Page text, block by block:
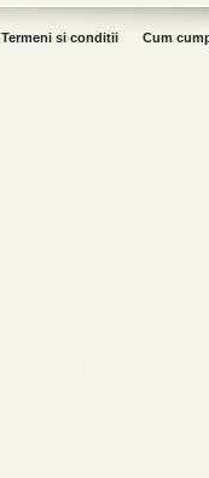
Termeni si conditii Cum